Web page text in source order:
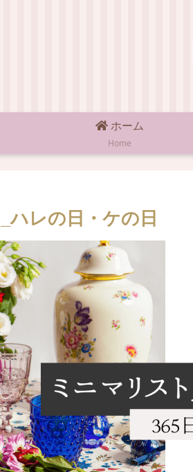
ホーム
Home
ハレの日・ケの日